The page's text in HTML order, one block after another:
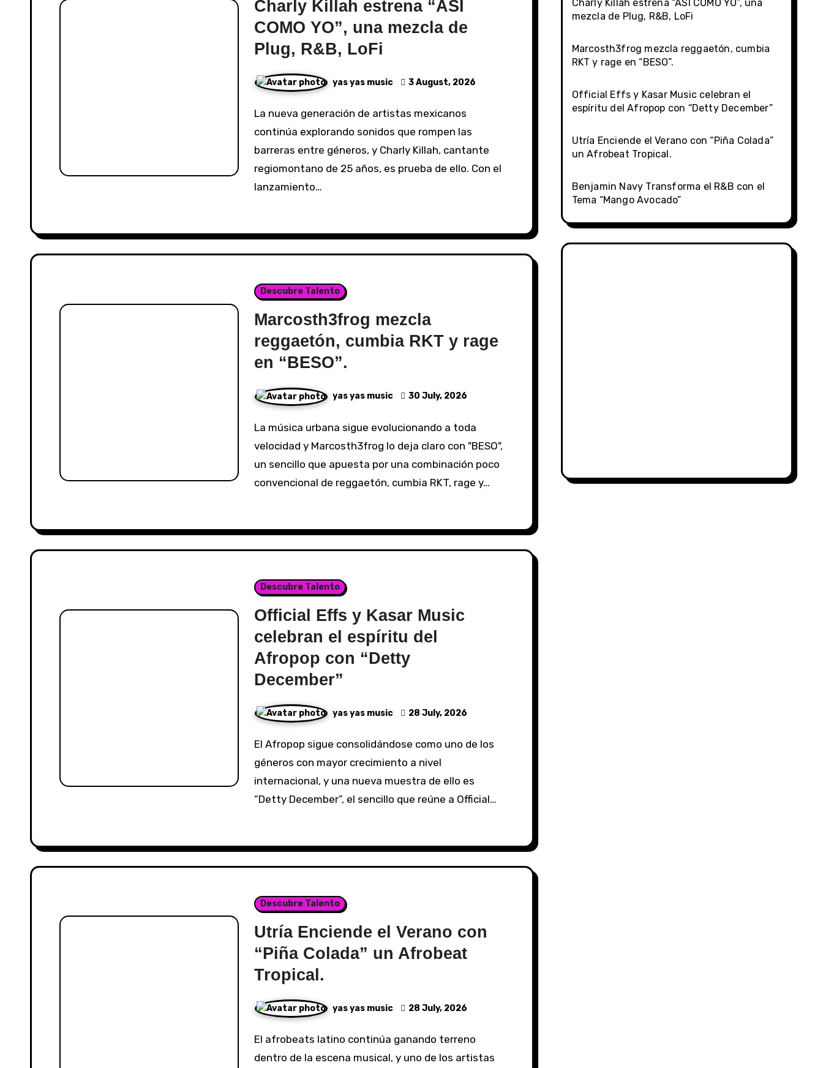
Charly Killah estrena “ASÍ
COMO YO”, una mezcla de
Plug, R&B, LoFi
yas yas music 3 August, 2026
La nueva generación de artistas mexicanos
continúa explorando sonidos que rompen las
barreras entre géneros, y Charly Killah, cantante
regiomontano de 25 años, es prueba de ello. Con el
lanzamiento…
Descubre Talento
Marcosth3frog mezcla
reggaetón, cumbia RKT y rage
en “BESO”.
yas yas music 30 July, 2026
La música urbana sigue evolucionando a toda
velocidad y Marcosth3frog lo deja claro con "BESO",
un sencillo que apuesta por una combinación poco
convencional de reggaetón, cumbia RKT, rage y…
Descubre Talento
Official Effs y Kasar Music
celebran el espíritu del
Afropop con “Detty
December”
yas yas music 28 July, 2026
El Afropop sigue consolidándose como uno de los
géneros con mayor crecimiento a nivel
internacional, y una nueva muestra de ello es
“Detty December”, el sencillo que reúne a Official…
Descubre Talento
Utría Enciende el Verano con
“Piña Colada” un Afrobeat
Tropical.
yas yas music 28 July, 2026
El afrobeats latino continúa ganando terreno
dentro de la escena musical, y uno de los artistas
Charly Killah estrena “ASÍ COMO YO”, una
mezcla de Plug, R&B, LoFi
Marcosth3frog mezcla reggaetón, cumbia
RKT y rage en “BESO”.
Official Effs y Kasar Music celebran el
espíritu del Afropop con “Detty December”
Utría Enciende el Verano con “Piña Colada”
un Afrobeat Tropical.
Benjamin Navy Transforma el R&B con el
Tema “Mango Avocado”